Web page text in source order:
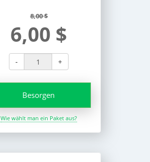
8,00 $
6,00 $
- +
Besorgen
Wie wählt man ein Paket aus?